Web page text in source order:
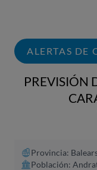
ALERTAS DE
PREVISIÓN
Provincia:
Población: